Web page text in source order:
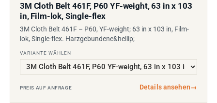
3M Cloth Belt 461F, P60 YF-weight, 63 in x 103
in, Film-lok, Single-flex
3M Cloth Belt 461F – P60, YF-weight; 63 in x 103 in, Film-
lok, Single-flex. Harzgebundene&hellip;
VARIANTE WÄHLEN
PREIS AUF ANFRAGE Details ansehen→